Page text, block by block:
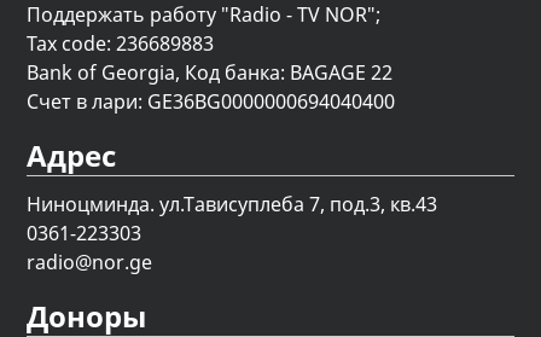
Поддержать работу "Radio - TV NOR";
Tax code: 236689883
Bank of Georgia, Код банка: BAGAGE 22
Счет в лари: GE36BG0000000694040400
Адрес
Ниноцминда. ул.Тависуплеба 7, под.3, кв.43
0361-223303
radio@nor.ge
Доноры